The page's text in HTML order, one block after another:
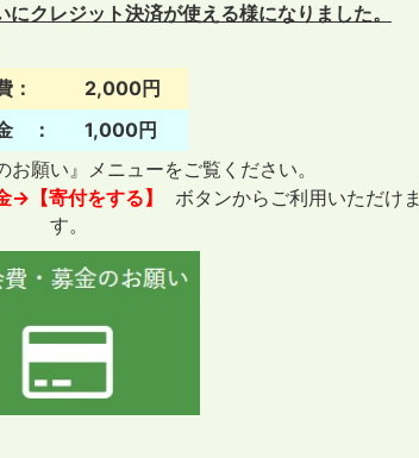
クレジット決済が使える様になりました。
：
2,000円
：
1,000円
願い』メニューをご覧ください。
→【寄付をする】
ボタンからご利用いただけま
す。